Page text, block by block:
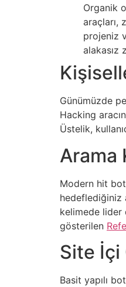
Organik
araçları,
projeniz
alakasız
Günümüzde
Hacking
Üstelik,
Arama
Modern hit
hedeflediğiniz
kelimede lider
gösterilen
Site İçi
Basit yapılı